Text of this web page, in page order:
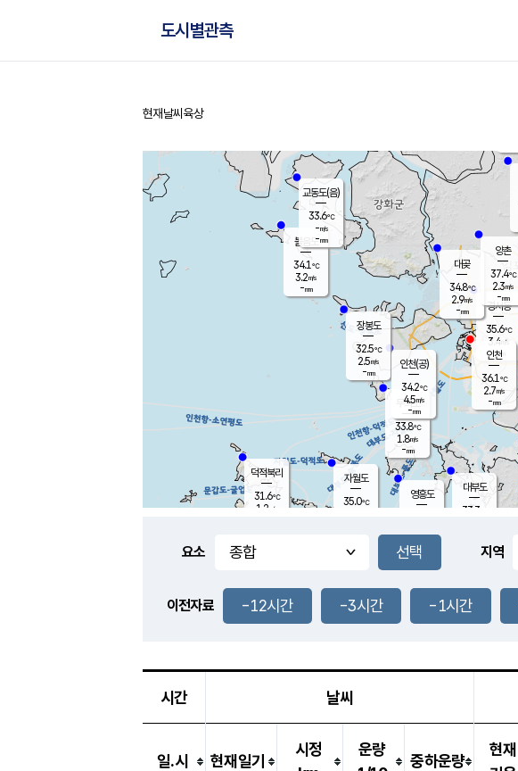
도시별관측
홈
현재날씨 육상
풍도
1.8m/s
무의도
33.8℃
1.8m/s
-mm
영흥도
볼음도
34.1℃
3.2m/s
-mm
자월도
35.0℃
장봉도
32.5℃
2.5m/s
-mm
대부도
33.3
-
경서동
35.6℃
3.4 m/s
-mm
대곶
34.8℃
2.9m/s
-mm
양촌
37.4℃
2.3m/s
-mm
덕적북리
31.6℃
1.2 m/s
인천(공)
34.2℃
4.5m/s
-mm
교동도(음)
33.6℃
-m/s
-mm
인천
36.1℃
2.7m/s
-mm
요소 지역
이전자료 -12시간 -3시간 -1시간
시간 날씨
일.시 현재일기
시정
운량
중하운량
현재